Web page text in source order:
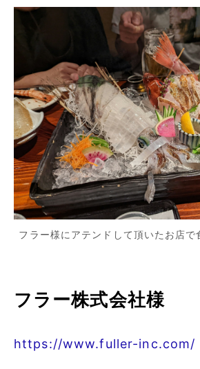
フラー様にアテンドして頂いたお店で
フラー株式会社様
https://www.fuller-inc.com/